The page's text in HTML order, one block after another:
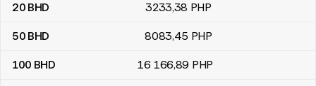
20 BHD 3233,38 PHP
50 BHD 8083,45 PHP
100 BHD 16 166,89 PHP